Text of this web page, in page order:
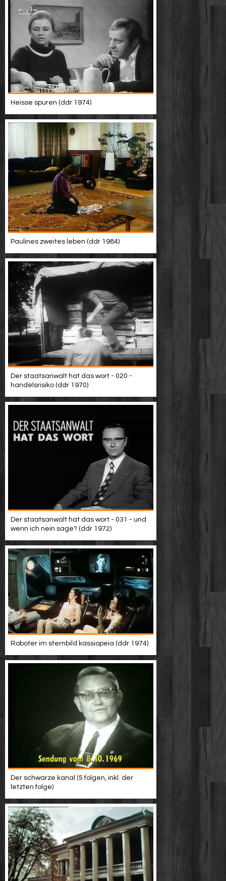
Heisse spuren (ddr 1974)
Paulines zweites leben (ddr 1984)
Der staatsanwalt hat das wort - 020 -
handelsrisiko (ddr 1970)
Der staatsanwalt hat das wort - 031 - und
wenn ich nein sage? (ddr 1972)
Roboter im sternbild kassiopeia (ddr 1974)
Der schwarze kanal (5 folgen, inkl. der
letzten folge)